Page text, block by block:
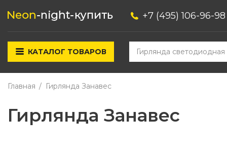
+7 (495) 106-96-98
КАТАЛОГ ТОВАРОВ
Главная Гирлянда Занавес
Гирлянда Занавес